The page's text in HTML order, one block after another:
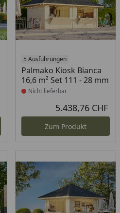
5 Ausführungen
Palmako Kiosk Bianca
16,6 m² Set 111 - 28 mm
Produkt nicht lieferbar
Nicht lieferbar
5.438,76 CHF
Zum Produkt